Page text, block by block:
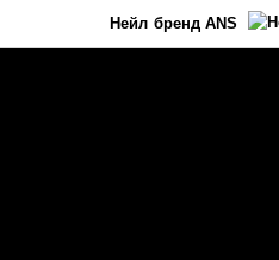
Нейл бренд ANS